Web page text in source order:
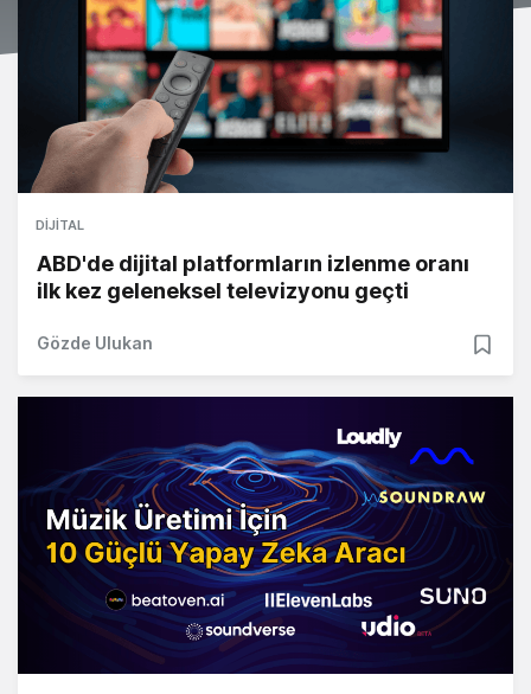
DIJITAL
ABD'de dijital platformların izlenme oranı
ilk kez geleneksel televizyonu geçti
Gözde Ulukan